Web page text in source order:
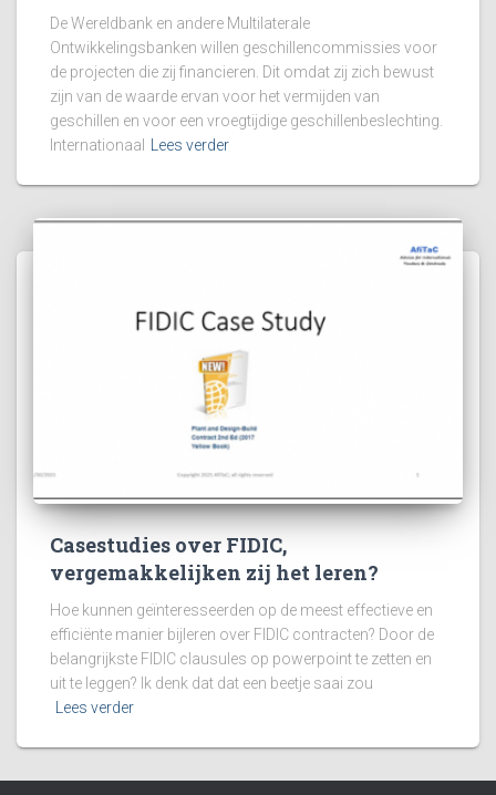
De Wereldbank en andere Multilaterale
Ontwikkelingsbanken willen geschillencommissies voor
de projecten die zij financieren. Dit omdat zij zich bewust
zijn van de waarde ervan voor het vermijden van
geschillen en voor een vroegtijdige geschillenbeslechting.
Internationaal
Lees verder
Casestudies over FIDIC,
vergemakkelijken zij het leren?
Hoe kunnen geïnteresseerden op de meest effectieve en
efficiënte manier bijleren over FIDIC contracten? Door de
belangrijkste FIDIC clausules op powerpoint te zetten en
uit te leggen? Ik denk dat dat een beetje saai zou
Lees verder